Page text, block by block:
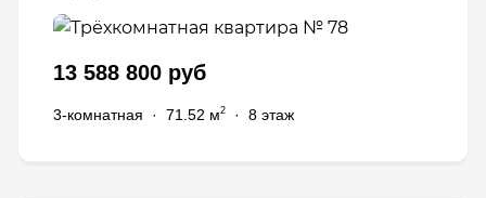
13 588 800 руб
3-комнатная · 71.52 м2 · 8 этаж